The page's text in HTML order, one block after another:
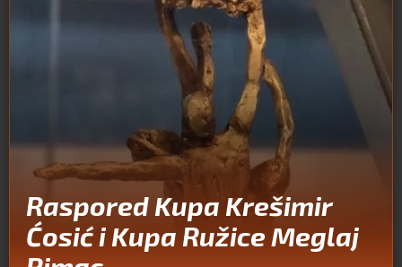
Raspored Kupa Krešimir
Ćosić i Kupa Ružice Meglaj